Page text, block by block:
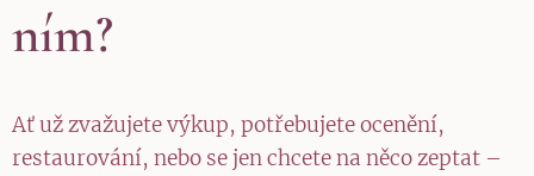
ním?
Ať už zvažujete výkup, potřebujete ocenění,
restaurování, nebo se jen chcete na něco zeptat –